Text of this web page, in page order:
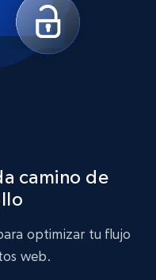
camino de
optimizar tu flujo
web.